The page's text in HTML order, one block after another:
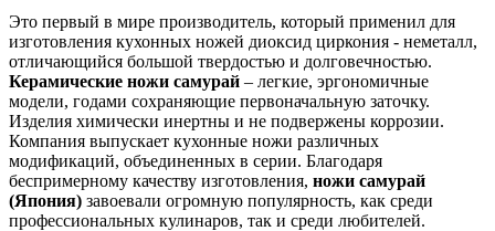
Это первый в мире производитель, который применил для
изготовления кухонных ножей диоксид циркония - неметалл,
отличающийся большой твердостью и долговечностью.
Керамические ножи самурай – легкие, эргономичные
модели, годами сохраняющие первоначальную заточку.
Изделия химически инертны и не подвержены коррозии.
Компания выпускает кухонные ножи различных
модификаций, объединенных в серии. Благодаря
беспримерному качеству изготовления, ножи самурай
(Япония) завоевали огромную популярность, как среди
профессиональных кулинаров, так и среди любителей.